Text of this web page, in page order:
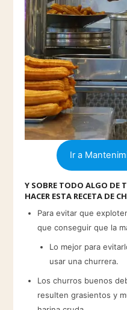
Ir a
Y SOBRE TODO ALGO DE
HACER ESTA RECETA DE
Para evitar que
que conseguir que la
Lo mejor para
usar una churrera.
Los churros buenos
resulten grasientos y